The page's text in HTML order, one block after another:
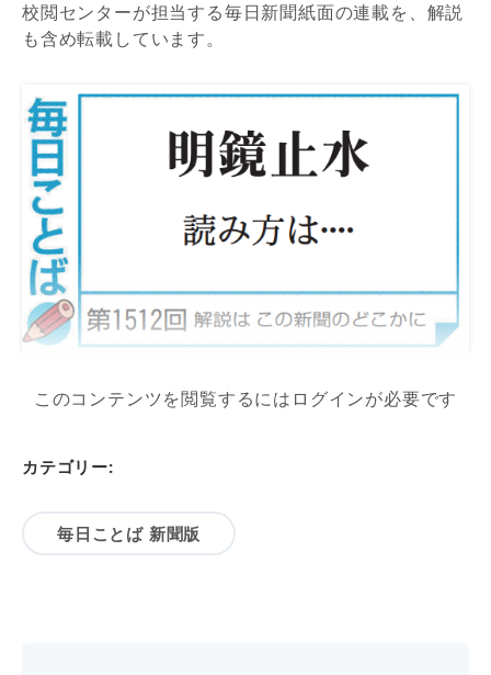
校閲センターが担当する毎日新聞紙面の連載を、解説
も含め転載しています。
このコンテンツを閲覧するにはログインが必要です
カテゴリー:
毎日ことば 新聞版